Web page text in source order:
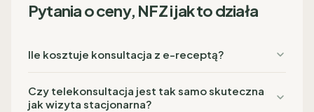
Pytania o ceny, NFZ i jak to działa
Ile kosztuje konsultacja z e-receptą?
Czy telekonsultacja jest tak samo skuteczna
jak wizyta stacjonarna?